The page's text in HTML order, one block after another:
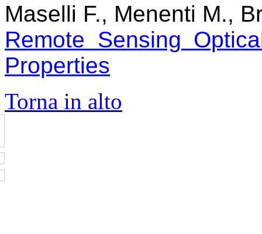
Maselli F., Menenti M.,
Remote Sensing
Properties
Torna in alto